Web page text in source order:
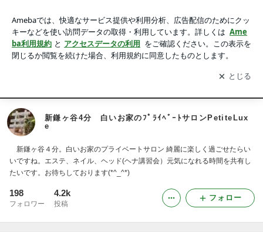
アプリをダウンロードして ブログの更新通知
を受け取りまし
ょう。
開く
新鎌ヶ谷4分 白いお家のﾌﾟﾗｲﾍﾞｰﾄサロンPetiteLux
e
新鎌ヶ谷４分。白いお家のプライベートサロン 綺麗に楽しく過ごせたらい
いですね。エステ、ネイル、ヘッド(ヘナ講習会）元気になれる時間を共有し
たいです。お待ちしております(*^_^*)
198
フォロワー
4.2k
投稿
フォロー